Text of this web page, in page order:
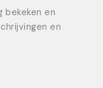
bekeken en
en